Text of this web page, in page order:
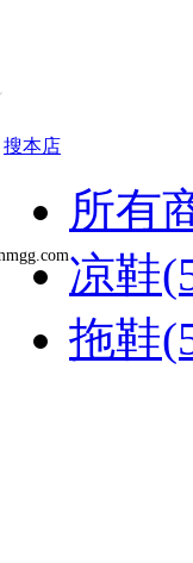
搜本店
所有
凉鞋
拖鞋